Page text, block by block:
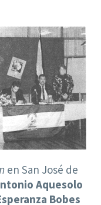
en San José de
Aquesolo
Bobes